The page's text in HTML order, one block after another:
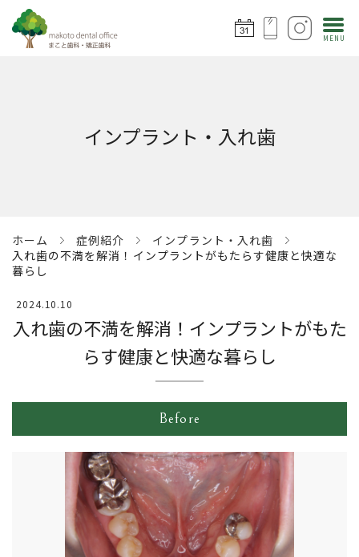
閉じる
インプラント・入れ歯
ホーム 症例紹介
インプラント・入れ歯
入れ歯の不満を解消！インプラントがもたらす健康と快適な
暮らし
2024.10.10
入れ歯の不満を解消！インプラントがもた
らす健康と快適な暮らし
Before